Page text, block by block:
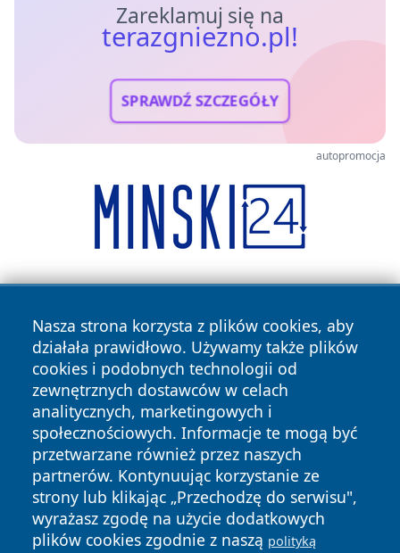
Zareklamuj się na
terazgniezno.pl!
SPRAWDŹ SZCZEGÓŁY
autopromocja
Nasza strona korzysta z plików cookies, aby
działała prawidłowo. Używamy także plików
cookies i podobnych technologii od
zewnętrznych dostawców w celach
analitycznych, marketingowych i
społecznościowych. Informacje te mogą być
przetwarzane również przez naszych
partnerów. Kontynuując korzystanie ze
strony lub klikając „Przechodzę do serwisu",
wyrażasz zgodę na użycie dodatkowych
plików cookies zgodnie z naszą polityką
Copyright © 2026 terazgniezno.pl Wszystkie prawa
zastrzeżone.
News Autorzy
Polityka
Prywatności
Polityka
Cookies